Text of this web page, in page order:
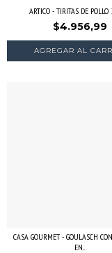
ARTICO - TIRITAS DE POLLO
$4.956,99
CASA GOURMET - GOULASCH
EN...